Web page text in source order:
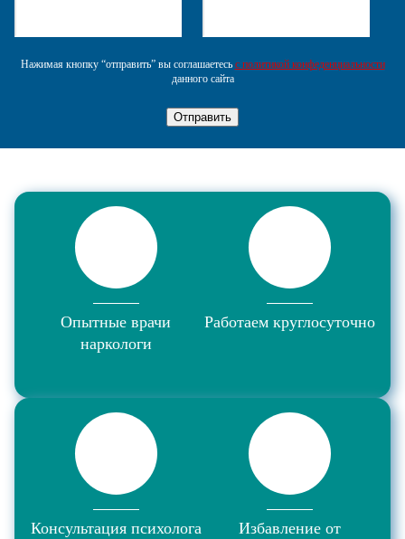
Нажимая кнопку “отправить” вы соглашаетесь с политикой конфеденциальности
данного сайта
Отправить
Опытные врачи
наркологи
Работаем круглосуточно
Консультация психолога
Избавление от